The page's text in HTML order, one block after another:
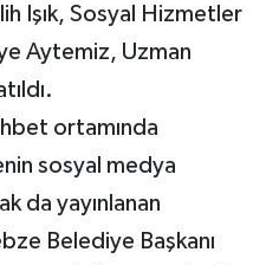
Işık, Sosyal Hizmetler
Aytemiz, Uzman
ortamında
sosyal medya
da yayınlanan
Belediye Başkanı